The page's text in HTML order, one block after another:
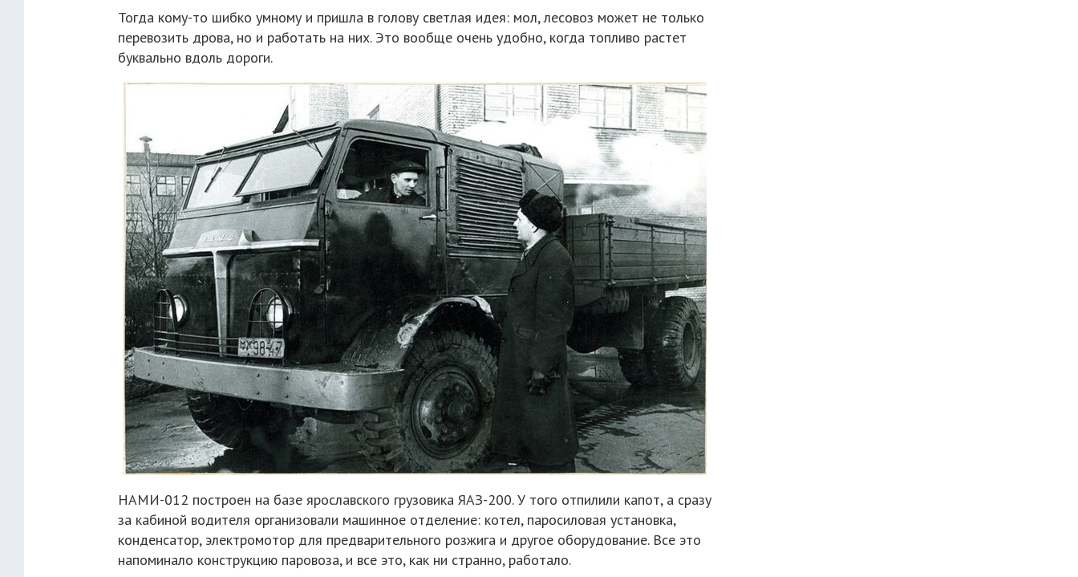
Тогда кому-то шибко умному и пришла в голову светлая идея: мол, лесовоз может не только
перевозить дрова, но и работать на них. Это вообще очень удобно, когда топливо растет
буквально вдоль дороги.
НАМИ-012 построен на базе ярославского грузовика ЯАЗ-200. У того отпилили капот, а сразу
за кабиной водителя организовали машинное отделение: котел, паросиловая установка,
конденсатор, электромотор для предварительного розжига и другое оборудование. Все это
напоминало конструкцию паровоза, и все это, как ни странно, работало.